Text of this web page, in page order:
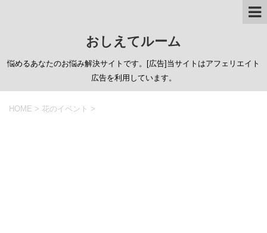
おしえてルーム
悩めるあなたのお悩み解決サイトです。[広告]当サイトはアフェリエイト
広告を利用しています。
HOME > 花のイベント >